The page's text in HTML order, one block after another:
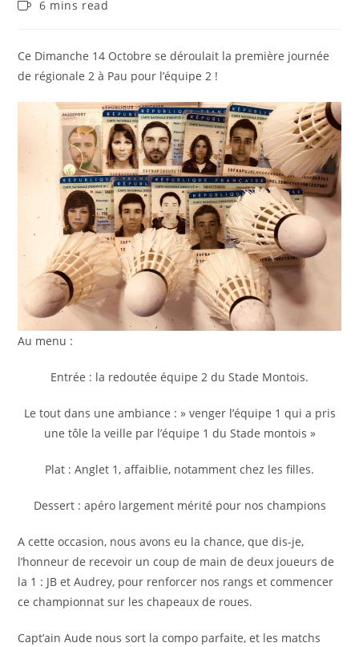
Temps6 mins read
Ce Dimanche 14 Octobre se déroulait la première journée
de régionale 2 à Pau pour l’équipe 2 !
Au menu :
Entrée : la redoutée équipe 2 du Stade Montois.
Le tout dans une ambiance : » venger l’équipe 1 qui a pris
une tôle la veille par l’équipe 1 du Stade montois »
Plat : Anglet 1, affaiblie, notamment chez les filles.
Dessert : apéro largement mérité pour nos champions
A cette occasion, nous avons eu la chance, que dis-je,
l’honneur de recevoir un coup de main de deux joueurs de
la 1 : JB et Audrey, pour renforcer nos rangs et commencer
ce championnat sur les chapeaux de roues.
Capt’ain Aude nous sort la compo parfaite, et les matchs